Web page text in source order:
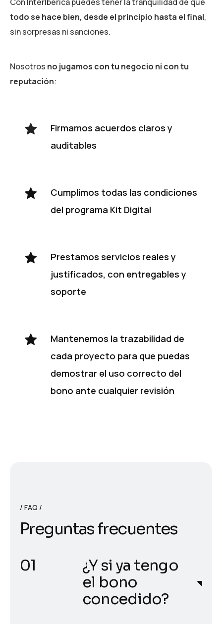
todo se hace bien, desde el principio hasta el final,
sin sorpresas ni sanciones.
Nosotros no jugamos con tu negocio ni con tu
reputación:
Firmamos acuerdos claros y
auditables
Cumplimos todas las condiciones
del programa Kit Digital
Prestamos servicios reales y
justificados, con entregables y
soporte
Mantenemos la trazabilidad de
cada proyecto para que puedas
demostrar el uso correcto del
bono ante cualquier revisión
FAQ
Preguntasfrecuentes
¿Y si ya tengo
el bono
concedido?